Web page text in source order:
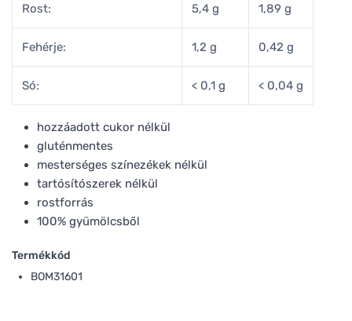
Rost: 5,4 g 1,89 g
Fehérje: 1,2 g 0,42 g
Só: < 0,1 g < 0,04 g
hozzáadott cukor nélkül
gluténmentes
mesterséges színezékek nélkül
tartósítószerek nélkül
rostforrás
100% gyümölcsből
Termékkód
BOM31601